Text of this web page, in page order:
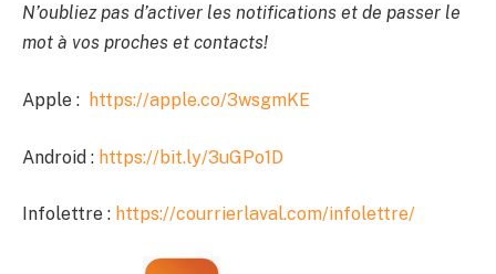
N’oubliez pas d’activer les notifications et de passer le
mot à vos proches et contacts!
Apple : https://apple.co/3wsgmKE
Android : https://bit.ly/3uGPo1D
Infolettre : https://courrierlaval.com/infolettre/